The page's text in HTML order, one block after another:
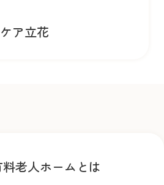
ア立花
老人ホームとは